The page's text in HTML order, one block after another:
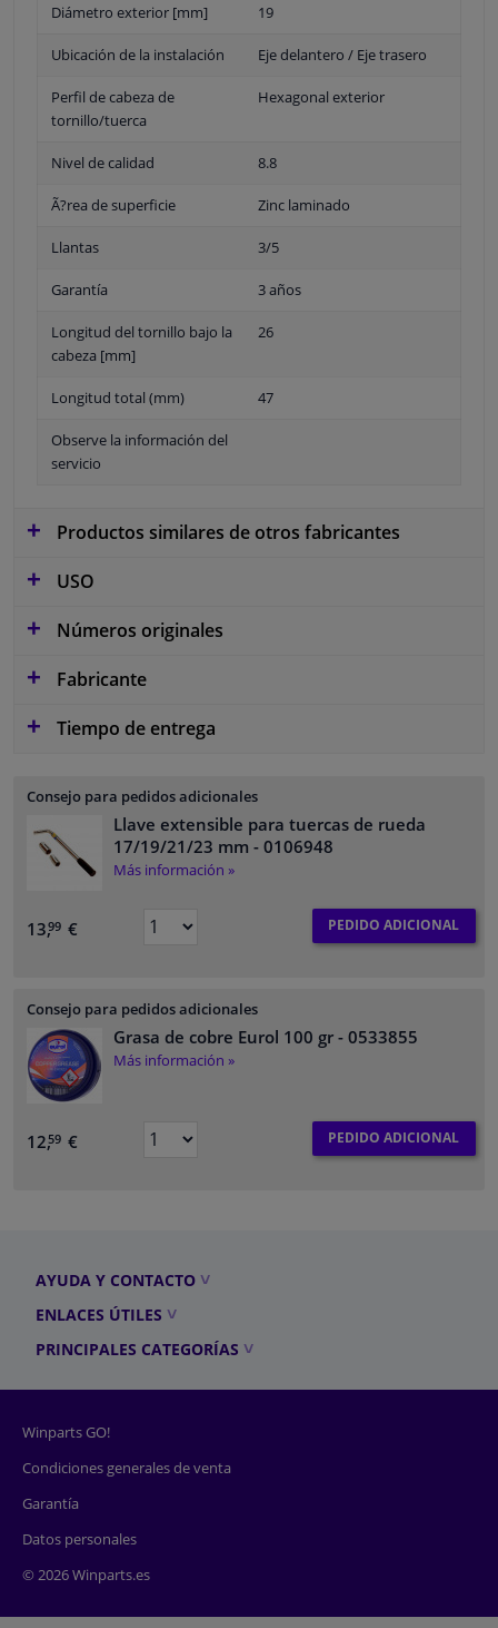
Diámetro exterior [mm] 19
Ubicación de la instalación Eje delantero / Eje trasero
Perfil de cabeza de
tornillo/tuerca
Hexagonal exterior
Nivel de calidad 8.8
Ã?rea de superficie Zinc laminado
Llantas 3/5
Garantía 3 años
Longitud del tornillo bajo la
cabeza [mm]
26
Longitud total (mm) 47
Observe la información del
servicio
Productos similares de otros fabricantes
USO
Números originales
Fabricante
Tiempo de entrega
Consejo para pedidos adicionales
Llave extensible para tuercas de rueda
17/19/21/23 mm - 0106948
Más información »
13,99 € PEDIDO ADICIONAL
Consejo para pedidos adicionales
Grasa de cobre Eurol 100 gr - 0533855
Más información »
12,59 € PEDIDO ADICIONAL
AYUDA Y CONTACTO
ENLACES ÚTILES
PRINCIPALES CATEGORÍAS
Winparts GO!
Condiciones generales de venta
Garantía
Datos personales
© 2026 Winparts.es